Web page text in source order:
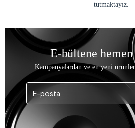
tutmaktayız.
E-bültene
Kampanyalardan ve en yeni